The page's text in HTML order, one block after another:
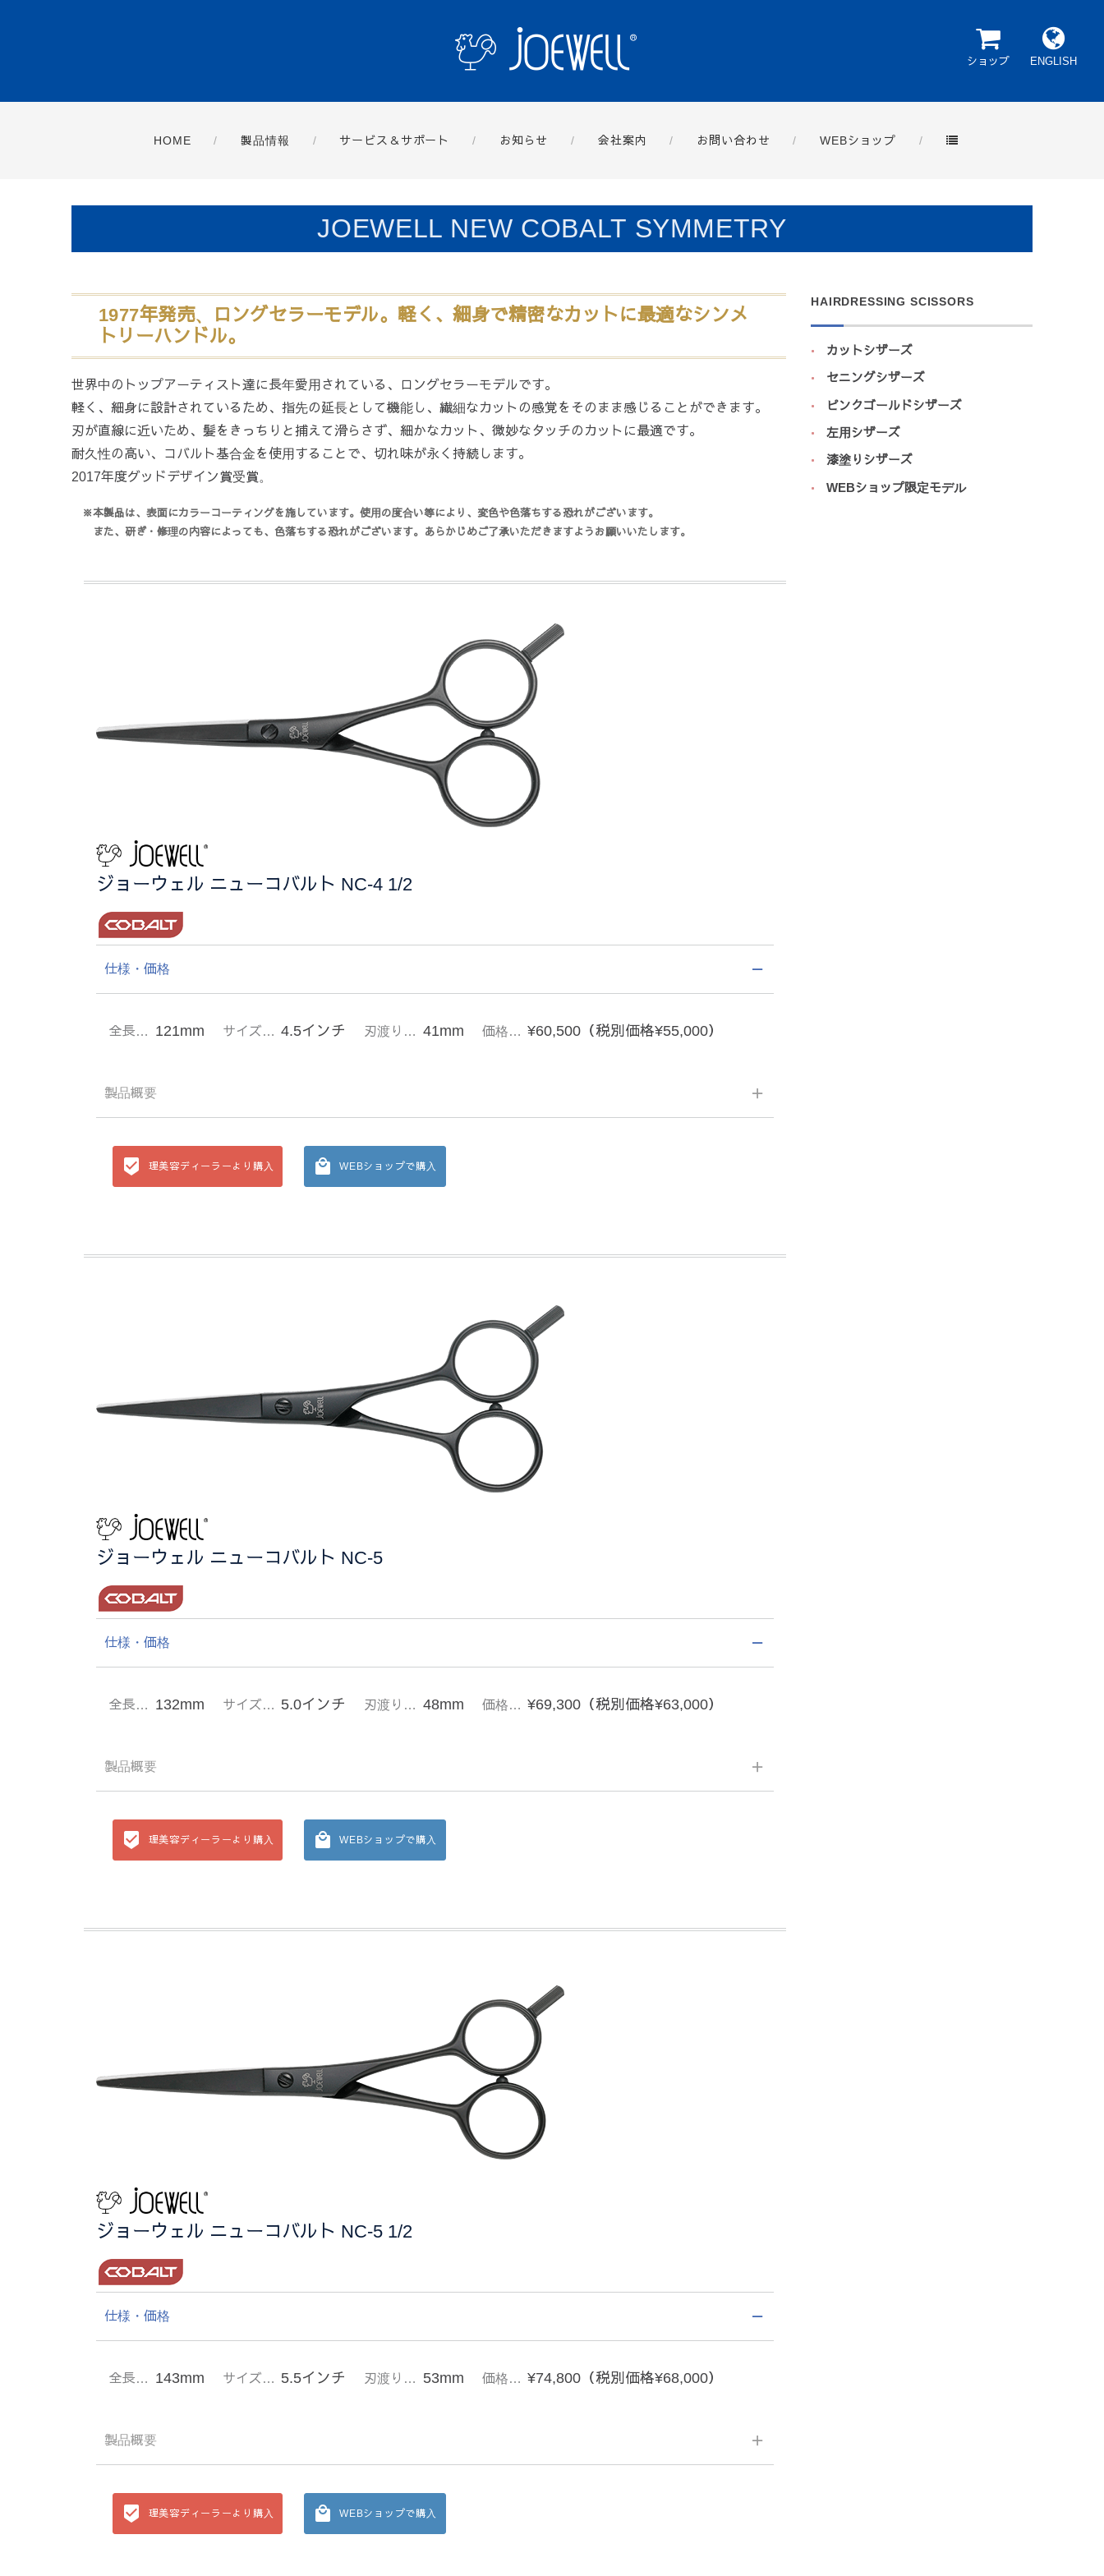
ENGLISH
ショップ
HOME 製品情報 サービス＆サポート お知らせ 会社案内 お問い合わせ WEBショップ
JOEWELL NEW COBALT SYMMETRY
1977年発売、ロングセラーモデル。軽く、細身で精密なカットに最適なシンメ
トリーハンドル。
世界中のトップアーティスト達に長年愛用されている、ロングセラーモデルです。
軽く、細身に設計されているため、指先の延長として機能し、繊細なカットの感覚をそのまま感じることができます。
刃が直線に近いため、髪をきっちりと捕えて滑らさず、細かなカット、微妙なタッチのカットに最適です。
耐久性の高い、コバルト基合金を使用することで、切れ味が永く持続します。
2017年度グッドデザイン賞受賞。
※本製品は、表面にカラーコーティングを施しています。使用の度合い等により、変色や色落ちする恐れがございます。
また、研ぎ・修理の内容によっても、色落ちする恐れがございます。あらかじめご了承いただきますようお願いいたします。
ジョーウェル ニューコバルト NC-4 1/2
仕様・価格
全長… 121mm サイズ… 4.5インチ 刃渡り… 41mm 価格… ¥60,500（税別価格¥55,000）
製品概要
理美容ディーラーより購入 WEBショップで購入
ジョーウェル ニューコバルト NC-5
仕様・価格
全長… 132mm サイズ… 5.0インチ 刃渡り… 48mm 価格… ¥69,300（税別価格¥63,000）
製品概要
理美容ディーラーより購入 WEBショップで購入
ジョーウェル ニューコバルト NC-5 1/2
仕様・価格
全長… 143mm サイズ… 5.5インチ 刃渡り… 53mm 価格… ¥74,800（税別価格¥68,000）
製品概要
理美容ディーラーより購入 WEBショップで購入
HAIRDRESSING SCISSORS
カットシザーズ
セニングシザーズ
ピンクゴールドシザーズ
左用シザーズ
漆塗りシザーズ
WEBショップ限定モデル